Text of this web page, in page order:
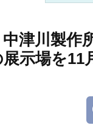
津川製作
示場を11